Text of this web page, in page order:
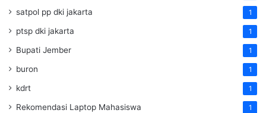
satpol pp dki jakarta 1
ptsp dki jakarta 1
Bupati Jember 1
buron 1
kdrt 1
Rekomendasi Laptop Mahasiswa 1